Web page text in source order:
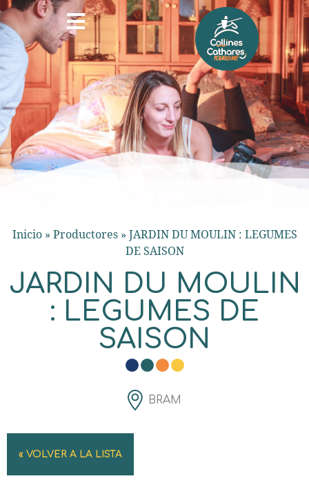
Inicio» Productores» JARDIN DU MOULIN : LEGUMES
DE SAISON
JARDIN DU MOULIN
: LEGUMES DE
SAISON
BRAM
« VOLVER A LA LISTA